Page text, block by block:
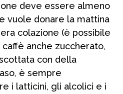
deve essere almeno
vuole donare la mattina
colazione (è possibile
anche zuccherato,
con della
è sempre
i latticini, gli alcolici e i